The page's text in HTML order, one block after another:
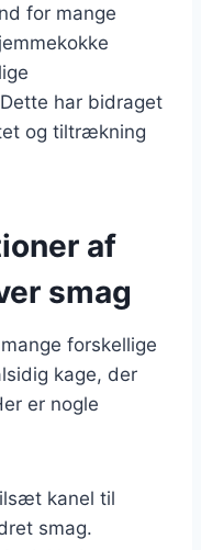
for mange
har bidraget
og tiltrækning
af
smag
forskellige
kage, der
er nogle
kanel til
smag.